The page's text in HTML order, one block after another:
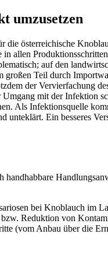
umzusetzen
die österreichische
allen
auf den
Teil durch
der Vervierfachung
mit der Infektion
Als Infektionsquelle
unteklärt. Ein besseres
handhabbare
bei Knoblauch im
Reduktion von
(vom Anbau über die